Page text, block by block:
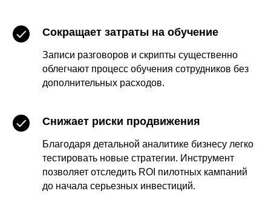
Сокращает затраты на обучение
Записи разговоров и скрипты существенно
облегчают процесс обучения сотрудников без
дополнительных расходов.
Снижает риски продвижения
Благодаря детальной аналитике бизнесу легко
тестировать новые стратегии. Инструмент
позволяет отследить ROI пилотных кампаний
до начала серьезных инвестиций.